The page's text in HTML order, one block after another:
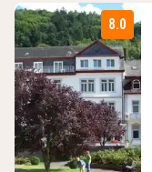
8.0